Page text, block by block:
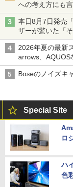
への考え方にも
本日8月7日発売
ザーが驚いた「
2026年夏の最新
arrows、AQUOS
Boseのノイズキ
Special Site
ロ
ハ
色